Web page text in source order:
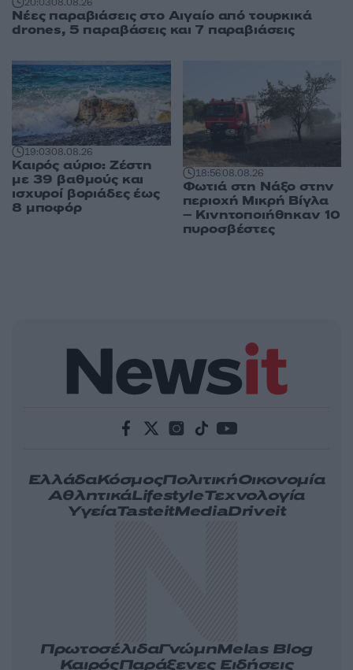
20:0308.08.26
Νέες παραβιάσεις στο Αιγαίο από τουρκικά
drones, 5 παραβάσεις και 7 παραβιάσεις
19:0308.08.26
Καιρός αύριο: Ζέστη
με 39 βαθμούς και
ισχυροί βοριάδες έως
8 μποφόρ
18:5608.08.26
Φωτιά στη Νάξο στην
περιοχή Μικρή Βίγλα
– Κινητοποιήθηκαν 10
πυροσβέστες
ΕλλάδαΚόσμοςΠολιτικήΟικονομία
ΑθλητικάLifestyleΤεχνολογία
ΥγείαTasteitMediaDriveit
ΠρωτοσέλιδαΓνώμηMelas Blog
ΚαιρόςΠαράξενες Ειδήσεις